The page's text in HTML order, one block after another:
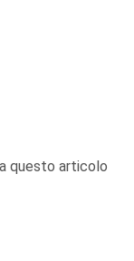
questo articolo